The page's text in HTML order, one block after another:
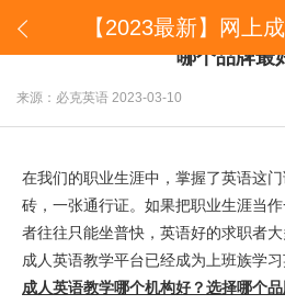
【2023最新】网上成人英语
哪个品牌最
来源：必克英语 2023-03-10
在我们的职业生涯中，掌握了英语这
砖，一张通行证。如果把职业生涯当
者往往只能坐普快，英语好的求职者
成人英语教学平台已经成为上班族学
成人英语教学哪个机构好？选择哪个品